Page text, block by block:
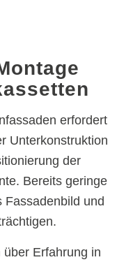
erfordert
Unterkonstruktion
der
Bereits geringe
Fassadenbild und
Erfahrung in